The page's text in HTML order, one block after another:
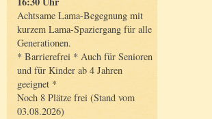
Achtsame Lama-Begegnung mit
kurzem Lama-Spaziergang für alle
Generationen.
* Barrierefrei * Auch für Senioren
und für Kinder ab 4 Jahren
geeignet *
Noch 8 Plätze frei (Stand vom
03.08.2026)